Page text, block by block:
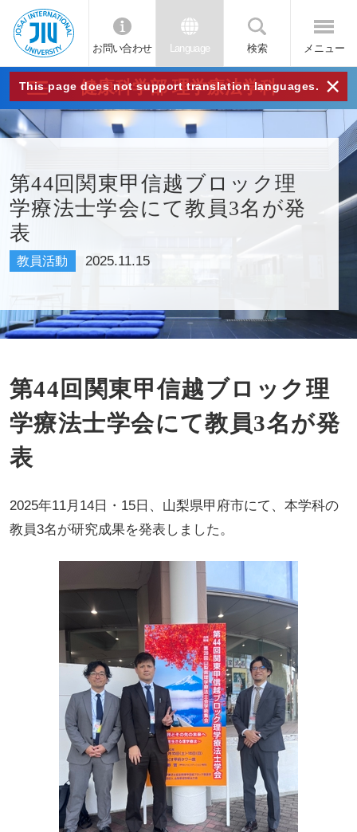
JIU
城西
国際
大学
お問い合わせ Language 検索 メニュー
This page does not support translation languages. ×
健康科学部 理学療法学科
第44回関東甲信越ブロック理
学療法士学会にて教員3名が発
表
教員活動 2025.11.15
第44回関東甲信越ブロック理
学療法士学会にて教員3名が発
表
2025年11月14日・15日、山梨県甲府市にて、本学科の
教員3名が研究成果を発表しました。